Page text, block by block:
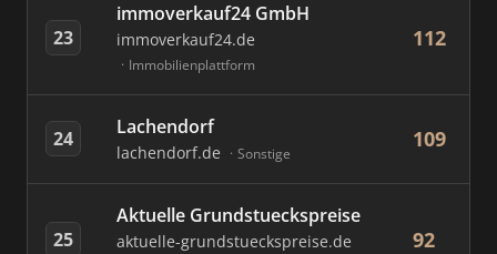
23
immoverkauf24 GmbH
immoverkauf24.de
Immobilienplattform
112
24 Lachendorf
lachendorf.de Sonstige
109
25
Aktuelle Grundstueckspreise
aktuelle-grundstueckspreise.de 92